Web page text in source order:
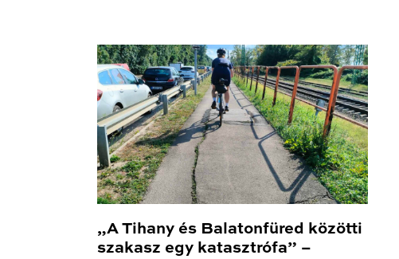
„A Tihany és Balatonfüred közötti
szakasz egy katasztrófa” –